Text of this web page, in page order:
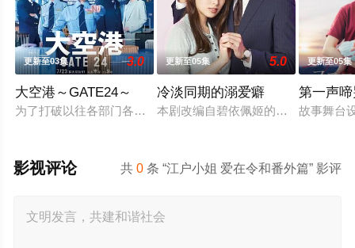
更新至03集 3.0
大空港～GATE24～
为了打破以往各部门各自为政的死板规矩，内阁官房直属成立
更新至05集 5.0
冷淡同期的溺爱癖
本剧改编自碧依佩姬的同名漫画，是
更新至05集
第一声
故事舞台
共0 条 “江户小姐 爱在令和番外篇” 影评
影视评论